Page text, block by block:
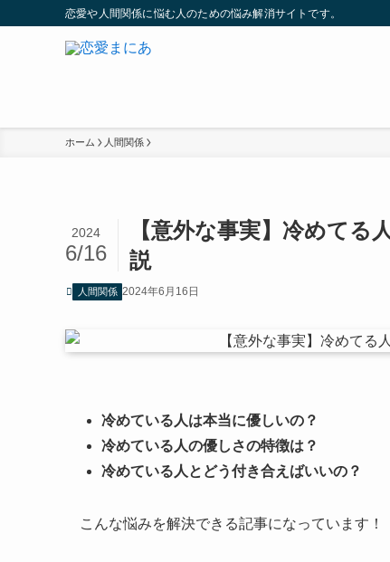
恋愛や人間関係に悩む人のための悩み解消サイトです。
ホーム 人間関係
【意外な事実】冷めて
説
2024
6/16
人間関係 2024年6月16日
冷めている人は本当に優しいの？
冷めている人の優しさの特徴は？
冷めている人とどう付き合えばいいの？
こんな悩みを解決できる記事になっています！